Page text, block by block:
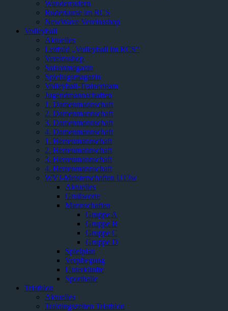
Wanderrudern
Ruderkurse im RCS
NewWave Vereinsshop
Volleyball
Aktuelles
Leitbild „Volleyball im RCS“
Vereinsshop
Saisonmagazin
Spieltagsmagazin
Volleyball-Trainerteam
Jugendmannschaften
1. Damenmannschaft
2. Damenmannschaft
3. Damenmannschaft
4. Damenmannschaft
1. Herrenmannschaft
2. Herrenmannschaft
3. Herrenmannschaft
4. Herrenmannschaft
WVJ-Meisterschaften U13w
Aktuelles
Grußworte
Mannschaften
Gruppe A
Gruppe B
Gruppe C
Gruppe D
Spielplan
Verpflegung
Unterkünfte
Sporthalle
Triathlon
Aktuelles
Trainingszeiten Triathlon